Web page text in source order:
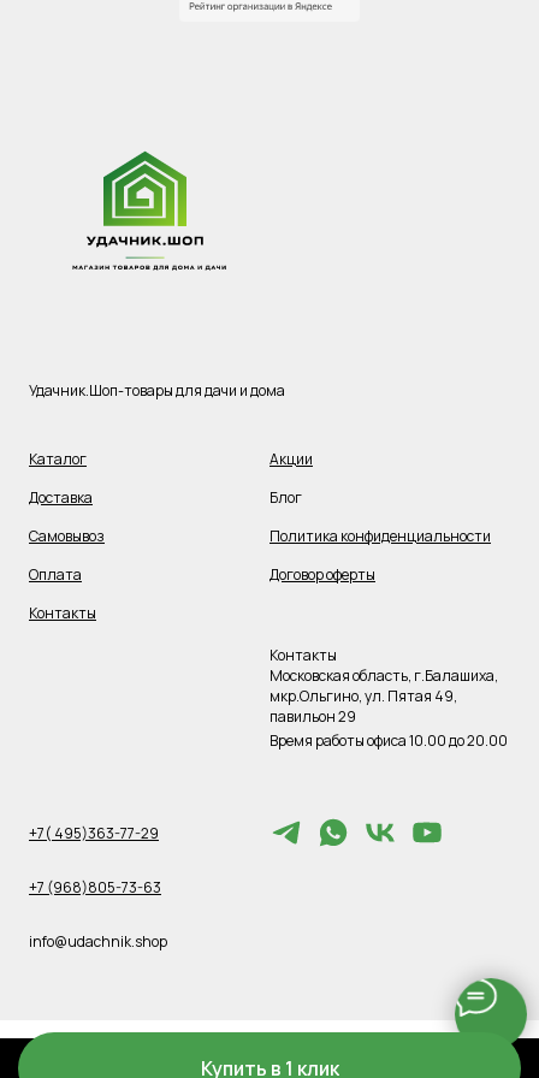
Удачник.Шоп-товары для дачи и дома
Каталог
Доставка
Самовывоз
Оплата
Контакты
Акции
Блог
Политика конфиденциальности
Договор оферты
Контакты
Московская область, г.Балашиха,
мкр.Ольгино, ул. Пятая 49,
павильон 29
Время работы офиса 10.00 до 20.00
+7( 495)363-77-29
+7 (968)805-73-63
info@udachnik.shop
Купить в 1 клик